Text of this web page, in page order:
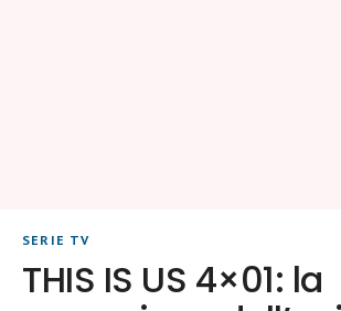
SERIE TV
THIS IS US 4×01: la